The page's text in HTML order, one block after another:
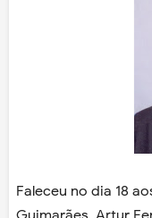
Faleceu no dia 18